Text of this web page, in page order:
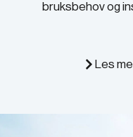
bruksbehov og
Les